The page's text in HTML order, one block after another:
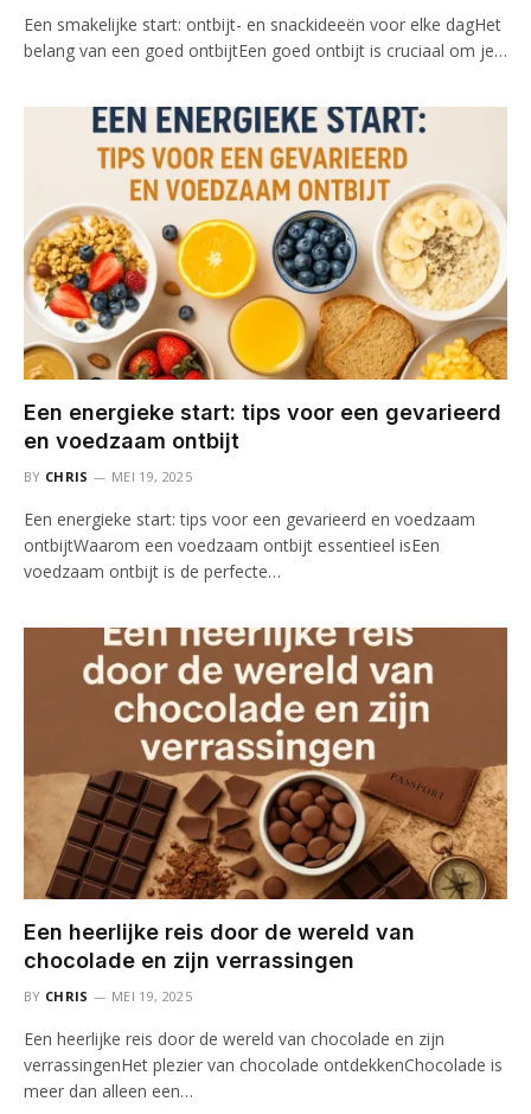
Een smakelijke start: ontbijt- en snackideeën voor elke dagHet
belang van een goed ontbijtEen goed ontbijt is cruciaal om je…
Een energieke start: tips voor een gevarieerd
en voedzaam ontbijt
BY CHRIS MEI 19, 2025
Een energieke start: tips voor een gevarieerd en voedzaam
ontbijtWaarom een voedzaam ontbijt essentieel isEen
voedzaam ontbijt is de perfecte…
Een heerlijke reis door de wereld van
chocolade en zijn verrassingen
BY CHRIS MEI 19, 2025
Een heerlijke reis door de wereld van chocolade en zijn
verrassingenHet plezier van chocolade ontdekkenChocolade is
meer dan alleen een…